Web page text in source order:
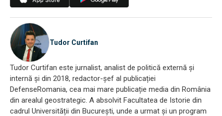
Tudor Curtifan
Tudor Curtifan este jurnalist, analist de politică externă și
internă și din 2018, redactor-șef al publicației
DefenseRomania, cea mai mare publicație media din România
din arealul geostrategic. A absolvit Facultatea de Istorie din
cadrul Universității din București, unde a urmat și un program